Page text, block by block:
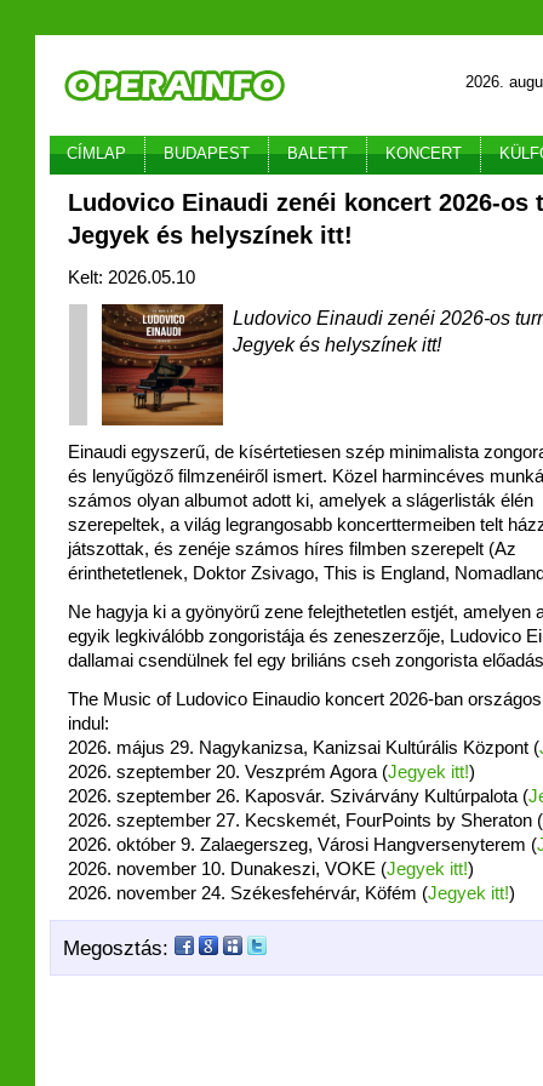
2026.
CÍMLAP BUDAPEST BALETT KONCERT
Ludovico Einaudi zenéi koncert 2026-os
Jegyek és helyszínek itt!
Kelt: 2026.05.10
Ludovico Einaudi zenéi 2026-os
Jegyek és helyszínek itt!
Einaudi egyszerű, de kísértetiesen szép minimalista
és lenyűgöző filmzenéiről ismert. Közel harmincéves
számos olyan albumot adott ki, amelyek a slágerlisták élén
szerepeltek, a világ legrangosabb koncerttermeiben telt
játszottak, és zenéje számos híres filmben szerepelt (Az
érinthetetlenek, Doktor Zsivago, This is England,
Ne hagyja ki a gyönyörű zene felejthetetlen estjét, amelyen
egyik legkiválóbb zongoristája és zeneszerzője, Ludovico
dallamai csendülnek fel egy briliáns cseh zongorista
The Music of Ludovico Einaudio koncert 2026-ban
indul:
2026. május 29. Nagykanizsa, Kanizsai Kultúrális Központ (
2026. szeptember 20. Veszprém Agora (Jegyek itt!)
2026. szeptember 26. Kaposvár. Szivárvány Kultúrpalota (
2026. szeptember 27. Kecskemét, FourPoints by Sheraton (
2026. október 9. Zalaegerszeg, Városi Hangversenyterem (
2026. november 10. Dunakeszi, VOKE (Jegyek itt!)
2026. november 24. Székesfehérvár, Köfém (Jegyek itt!)
Megosztás: